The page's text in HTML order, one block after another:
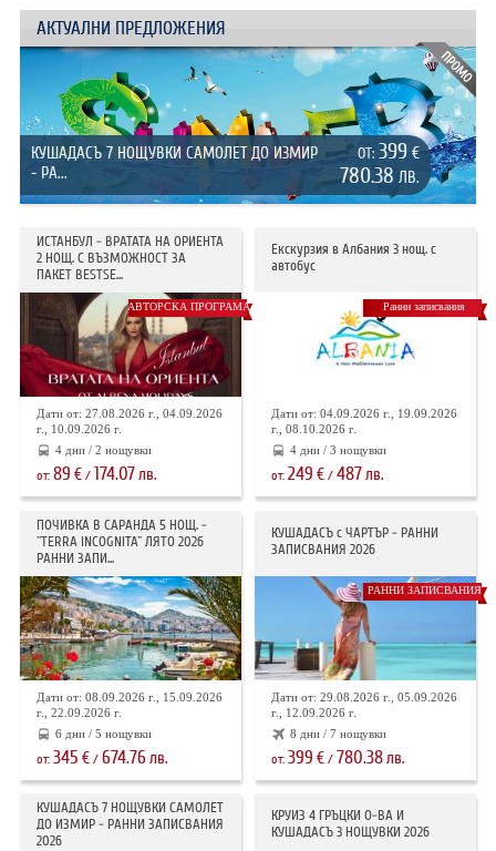
АКТУАЛНИ ПРЕДЛОЖЕНИЯ
КУШАДАСЪ 7 НОЩУВКИ САМОЛЕТ ДО ИЗМИР
- РА...
ОТ: 399 €
780.38 ЛВ.
ИСТАНБУЛ - ВРАТАТА НА ОРИЕНТА
2 НОЩ. С ВЪЗМОЖНОСТ ЗА
ПАКЕТ BESTSE...
АВТОРСКА ПРОГРАМА
Дати от: 27.08.2026 г., 04.09.2026
г., 10.09.2026 г.
4 дни / 2 нощувки
от: 89 €/ 174.07лв.
Екскурзия в Албания 3 нощ. с
автобус
Ранни записвания
Дати от: 04.09.2026 г., 19.09.2026
г., 08.10.2026 г.
4 дни / 3 нощувки
от:249 € /487лв.
ПОЧИВКА В САРАНДА 5 НОЩ. -
"TERRA INCOGNITA" ЛЯТО 2026
РАННИ ЗАПИ...
Дати от: 08.09.2026 г., 15.09.2026
г., 22.09.2026 г.
6 дни / 5 нощувки
от: 345 €/ 674.76 лв.
КУШАДАСЪ с ЧАРТЪР - РАННИ
ЗАПИСВАНИЯ 2026
РАННИ ЗАПИСВАНИЯ
Дати от: 29.08.2026 г., 05.09.2026
г., 12.09.2026 г.
8 дни / 7 нощувки
от:399 € / 780.38 лв.
КУШАДАСЪ 7 НОЩУВКИ САМОЛЕТ
ДО ИЗМИР - РАННИ ЗАПИСВАНИЯ
2026
КРУИЗ 4 ГРЪЦКИ О-ВА И
КУШАДАСЪ 3 НОЩУВКИ 2026